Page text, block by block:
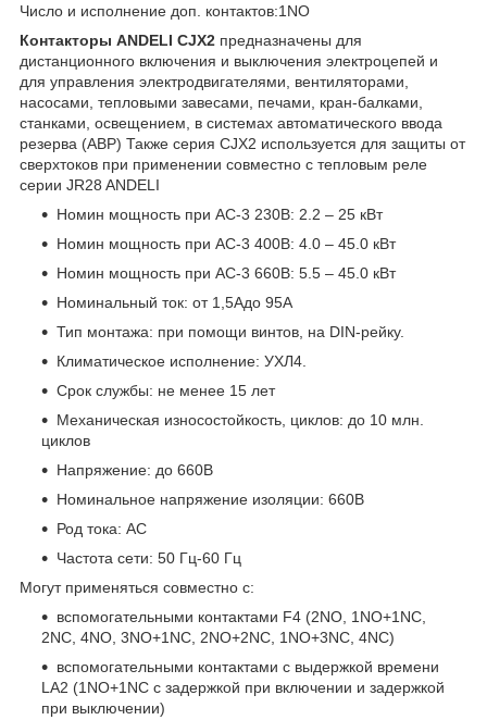
Число и исполнение доп. контактов:1NO
Контакторы ANDELI CJX2 предназначены для
дистанционного включения и выключения электроцепей и
для управления электродвигателями, вентиляторами,
насосами, тепловыми завесами, печами, кран-балками,
станками, освещением, в системах автоматического ввода
резерва (АВР) Также серия CJX2 используется для защиты от
сверхтоков при применении совместно с тепловым реле
серии JR28 ANDELI
Номин мощность при AC-3 230В: 2.2 – 25 кВт
Номин мощность при AC-3 400В: 4.0 – 45.0 кВт
Номин мощность при AC-3 660В: 5.5 – 45.0 кВт
Номинальный ток: от 1,5Aдо 95А
Тип монтажа: при помощи винтов, на DIN-рейку.
Климатическое исполнение: УХЛ4.
Срок службы: не менее 15 лет
Механическая износостойкость, циклов: до 10 млн.
циклов
Напряжение: до 660В
Номинальное напряжение изоляции: 660В
Род тока: AC
Частота сети: 50 Гц-60 Гц
Могут применяться совместно с:
вспомогательными контактами F4 (2NО, 1NO+1NC,
2NC, 4NO, 3NO+1NC, 2NO+2NC, 1NO+3NC, 4NC)
вспомогательными контактами с выдержкой времени
LA2 (1NO+1NC с задержкой при включении и задержкой
при выключении)